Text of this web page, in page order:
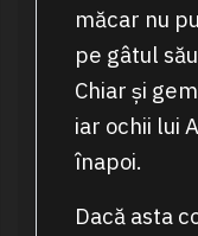
măcar nu
pe gâtul
Chiar și
iar ochii lui
înapoi.
Dacă asta